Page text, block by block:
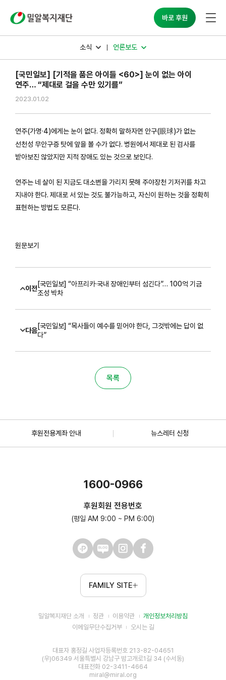
바로 후원
소식 언론보도
[국민일보] [기적을 품은 아이들 <60>] 눈이 없는 아이
연주… “제대로 걸을 수만 있기를”
2023.01.02
연주(가명·4)에게는 눈이 없다. 정확히 말하자면 안구(眼球)가 없는
선천성 무안구증 탓에 앞을 볼 수가 없다. 병원에서 제대로 된 검사를
받아보진 않았지만 지적 장애도 있는 것으로 보인다.
연주는 네 살이 된 지금도 대소변을 가리지 못해 주야장천 기저귀를 차고
지내야 한다. 제대로 서 있는 것도 불가능하고, 자신이 원하는 것을 정확히
표현하는 방법도 모른다.
원문보기
이전
[국민일보] “아프리카·국내 장애인부터 섬긴다”… 100억 기금
조성 박차
다음
[국민일보] “목사들이 예수를 믿어야 한다, 그것밖에는 답이 없
다”
목록
후원전용계좌 안내 뉴스레터 신청
1600-0966
후원회원 전용번호
(평일 AM 9:00 ~ PM 6:00)
FAMILY SITE
밀알복지재단 소개 정관 이용약관
개인정보처리방침
이메일무단수집거부
오시는 길
대표자 홍정길 사업자등록번호 213-82-04651
(우)06349 서울특별시 강남구 밤고개로1길 34 (수서동)
대표전화 02-3411-4664
miral@miral.org